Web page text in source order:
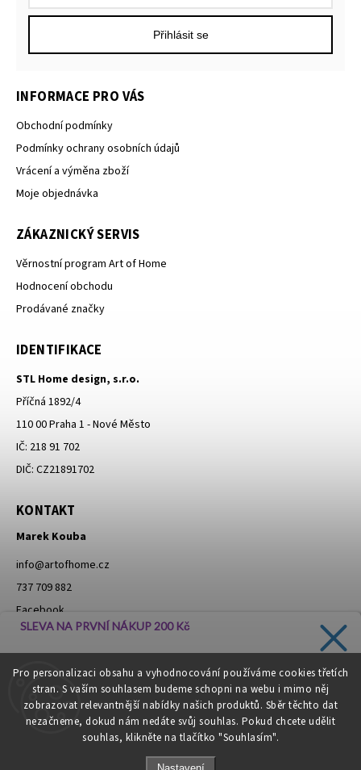
Pro personalizaci obsahu a vyhodnocování používáme cookies třetích
stran. S vaším souhlasem budeme schopni na webu i mimo něj
zobrazovat relevantnější nabídky našich produktů. Sběr těchto dat
nezačneme, dokud nám nedáte svůj souhlas. Pokud chcete udělit
souhlas, klikněte na tlačítko "Souhlasím".
Přihlásit se
INFORMACE PRO VÁS
Obchodní podmínky
Podmínky ochrany osobních údajů
Vrácení a výměna zboží
Moje objednávka
ZÁKAZNICKÝ SERVIS
Věrnostní program Art of Home
Hodnocení obchodu
Prodávané značky
IDENTIFIKACE
STL Home design, s.r.o.
Příčná 1892/4
110 00 Praha 1 - Nové Město
IČ: 218 91 702
DIČ: CZ21891702
KONTAKT
Marek Kouba
info@artofhome.cz
737 709 882
Facebook
Instagram
Moje objednávka - odstoupení od smlouvy
SLEVA NA PRVNÍ NÁKUP 200 Kč
slevách přímo do vaší schránky!